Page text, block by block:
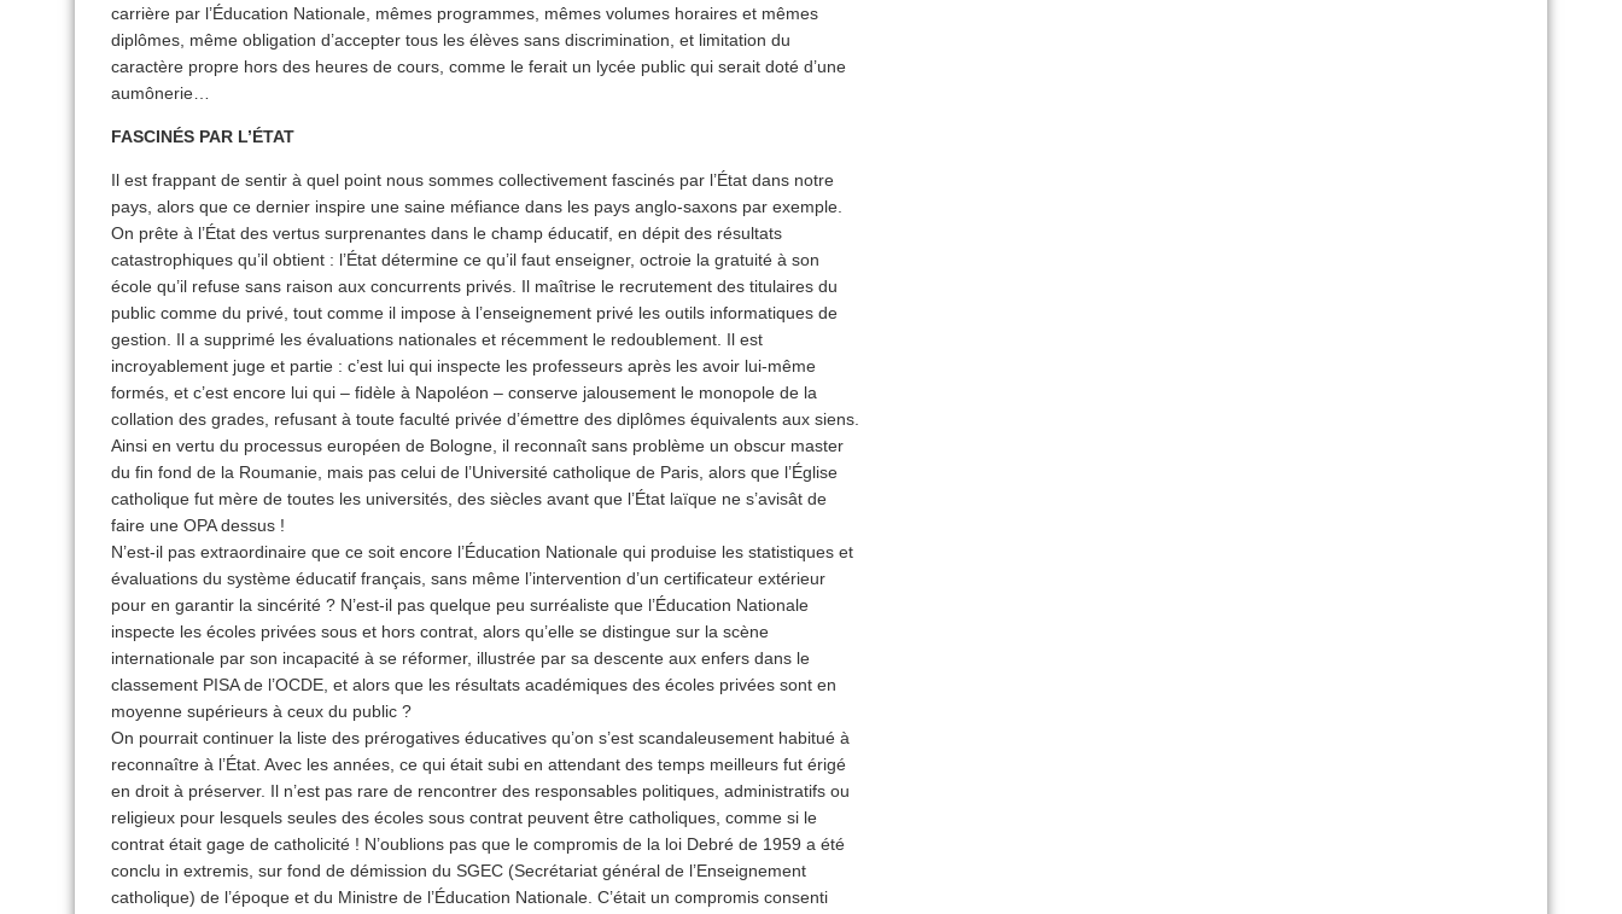
carrière par l’Éducation Nationale, mêmes programmes, mêmes volumes horaires et mêmes
diplômes, même obligation d’accepter tous les élèves sans discrimination, et limitation du
caractère propre hors des heures de cours, comme le ferait un lycée public qui serait doté d’une
aumônerie…
FASCINÉS PAR L’ÉTAT
Il est frappant de sentir à quel point nous sommes collectivement fascinés par l’État dans notre
pays, alors que ce dernier inspire une saine méfiance dans les pays anglo-saxons par exemple.
On prête à l’État des vertus surprenantes dans le champ éducatif, en dépit des résultats
catastrophiques qu’il obtient : l’État détermine ce qu’il faut enseigner, octroie la gratuité à son
école qu’il refuse sans raison aux concurrents privés. Il maîtrise le recrutement des titulaires du
public comme du privé, tout comme il impose à l’enseignement privé les outils informatiques de
gestion. Il a supprimé les évaluations nationales et récemment le redoublement. Il est
incroyablement juge et partie : c’est lui qui inspecte les professeurs après les avoir lui-même
formés, et c’est encore lui qui – fidèle à Napoléon – conserve jalousement le monopole de la
collation des grades, refusant à toute faculté privée d’émettre des diplômes équivalents aux siens.
Ainsi en vertu du processus européen de Bologne, il reconnaît sans problème un obscur master
du fin fond de la Roumanie, mais pas celui de l’Université catholique de Paris, alors que l’Église
catholique fut mère de toutes les universités, des siècles avant que l’État laïque ne s’avisât de
faire une OPA dessus !
N’est-il pas extraordinaire que ce soit encore l’Éducation Nationale qui produise les statistiques et
évaluations du système éducatif français, sans même l’intervention d’un certificateur extérieur
pour en garantir la sincérité ? N’est-il pas quelque peu surréaliste que l’Éducation Nationale
inspecte les écoles privées sous et hors contrat, alors qu’elle se distingue sur la scène
internationale par son incapacité à se réformer, illustrée par sa descente aux enfers dans le
classement PISA de l’OCDE, et alors que les résultats académiques des écoles privées sont en
moyenne supérieurs à ceux du public ?
On pourrait continuer la liste des prérogatives éducatives qu’on s’est scandaleusement habitué à
reconnaître à l’État. Avec les années, ce qui était subi en attendant des temps meilleurs fut érigé
en droit à préserver. Il n’est pas rare de rencontrer des responsables politiques, administratifs ou
religieux pour lesquels seules des écoles sous contrat peuvent être catholiques, comme si le
contrat était gage de catholicité ! N’oublions pas que le compromis de la loi Debré de 1959 a été
conclu in extremis, sur fond de démission du SGEC (Secrétariat général de l’Enseignement
catholique) de l’époque et du Ministre de l’Éducation Nationale. C’était un compromis consenti